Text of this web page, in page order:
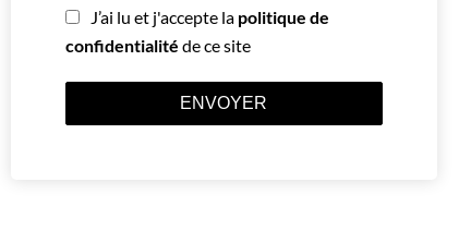
J’ai lu et j'accepte la politique de
confidentialité de ce site
ENVOYER